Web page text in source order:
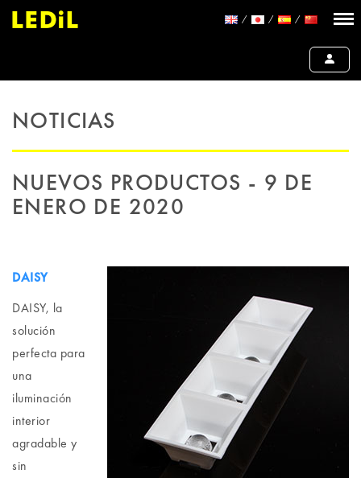
NOTICIAS
NUEVOS PRODUCTOS - 9 DE
ENERO DE 2020
DAISY
DAISY, la
solución
perfecta para
una
iluminación
interior
agradable y
sin